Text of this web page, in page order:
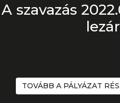
A szavazás
TOVÁBB A PÁLYÁZAT